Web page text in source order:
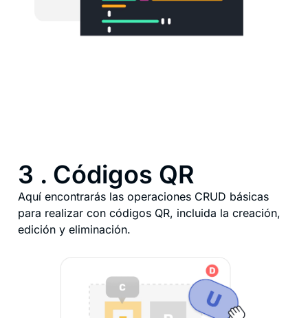
3 . Códigos QR
Aquí encontrarás las operaciones CRUD básicas
para realizar con códigos QR, incluida la creación,
edición y eliminación.